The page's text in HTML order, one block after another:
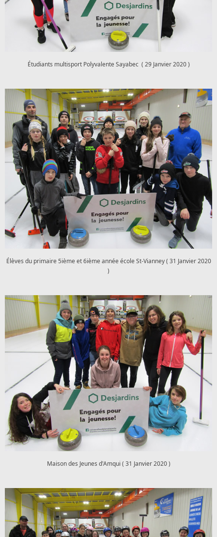
Étudiants multisport Polyvalente Sayabec ( 29 Janvier 2020 )
Élèves du primaire 5ième et 6ième année école St-Vianney ( 31 Janvier 2020
)
Maison des Jeunes d'Amqui ( 31 Janvier 2020 )